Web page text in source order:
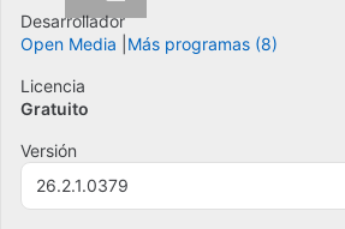
Desarrollador
Open Media
Más programas (8)
Licencia
Gratuito
Versión
26.2.1.0379